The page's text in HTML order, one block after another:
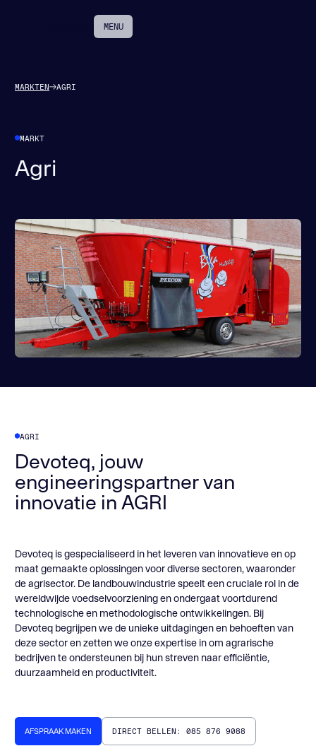
MENU
MARKTEN AGRI
MARKT
Agri
AGRI
Devoteq, jouw
engineeringspartner van
innovatie in AGRI
Devoteq is gespecialiseerd in het leveren van innovatieve en op
maat gemaakte oplossingen voor diverse sectoren, waaronder
de agrisector. De landbouwindustrie speelt een cruciale rol in de
wereldwijde voedselvoorziening en ondergaat voortdurend
technologische en methodologische ontwikkelingen. Bij
Devoteq begrijpen we de unieke uitdagingen en behoeften van
deze sector en zetten we onze expertise in om agrarische
bedrijven te ondersteunen bij hun streven naar efficiëntie,
duurzaamheid en productiviteit.
AFSPRAAK MAKEN
DIRECT BELLEN: 085 876 9088